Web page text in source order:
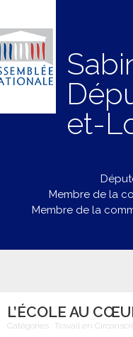
et-
Membre de la
Membre de la
L’ÉCOLE AU
Catégories : Travail en